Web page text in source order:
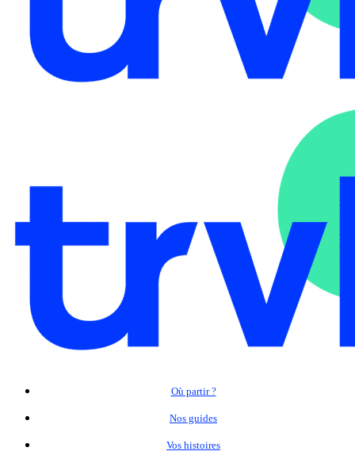
Où partir ?
Nos guides
Vos histoires